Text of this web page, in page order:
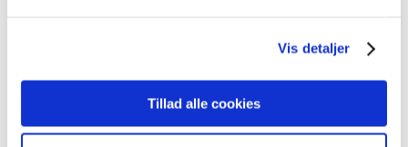
Vis detaljer
Tillad alle cookies